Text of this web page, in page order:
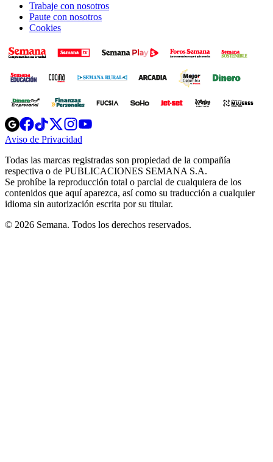
Trabaje con nosotros
Paute con nosotros
Cookies
Opens
in
new
Opens
in
new
Opens
in
new
window
Opens
new
windowwindow
Aviso de Privacidad
new
window
Todas las marcas registradas son propiedad de la compañía
respectiva o de PUBLICACIONES SEMANA S.A.
Se prohíbe la reproducción total o parcial de cualquiera de los
contenidos que aquí aparezca, así como su traducción a cualquier
idioma sin autorización escrita por su titular.
© 2026 Semana. Todos los derechos reservados.